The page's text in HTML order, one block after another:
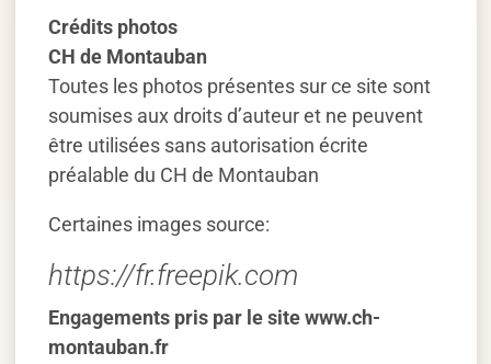
Crédits photos
CH de Montauban
Toutes les photos présentes sur ce site sont
soumises aux droits d’auteur et ne peuvent
être utilisées sans autorisation écrite
préalable du CH de Montauban
Certaines images source:
https://fr.freepik.com
Engagements pris par le site www.ch-
montauban.fr